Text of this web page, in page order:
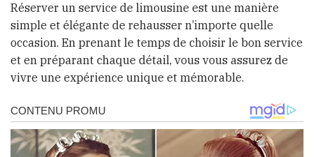
Réserver un service de limousine est une manière
simple et élégante de rehausser n’importe quelle
occasion. En prenant le temps de choisir le bon service
et en préparant chaque détail, vous vous assurez de
vivre une expérience unique et mémorable.